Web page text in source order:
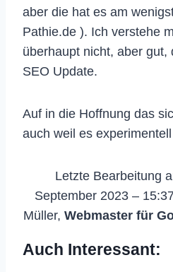
aber die hat es am
Pathie.de ). Ich verstehe
überhaupt nicht, aber gut,
SEO Update.
Auf in die Hoffnung das
auch weil es
Letzte Bearbeitung
September 2023 –
Müller, Webmaster für
Auch Interessant: